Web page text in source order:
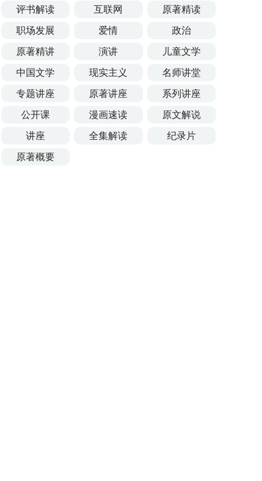
评书解读
互联网
原著精读
职场发展
爱情
政治
原著精讲
演讲
儿童文学
中国文学
现实主义
名师讲堂
专题讲座
原著讲座
系列讲座
公开课
漫画速读
原文解说
讲座
全集解读
纪录片
原著概要